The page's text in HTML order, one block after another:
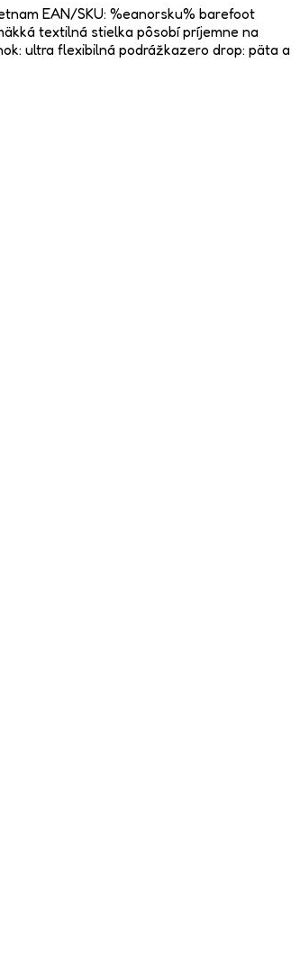
EAN/SKU: %eanorsku% barefoot
textilná stielka pôsobí príjemne na
ultra flexibilná podrážkazero drop: päta a